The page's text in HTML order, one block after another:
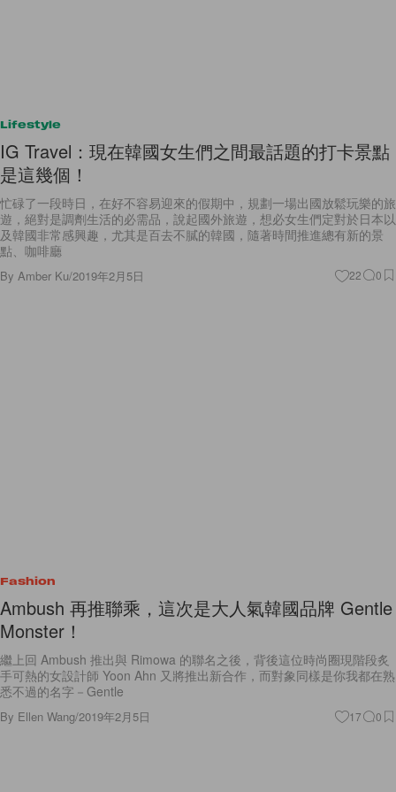
Lifestyle
IG Travel：現在韓國女生們之間最話題的打卡景點
是這幾個！
忙碌了一段時日，在好不容易迎來的假期中，規劃一場出國放鬆玩樂的旅
遊，絕對是調劑生活的必需品，說起國外旅遊，想必女生們定對於日本以
及韓國非常感興趣，尤其是百去不膩的韓國，隨著時間推進總有新的景
點、咖啡廳
By Amber Ku/2019年2月5日 22 0
Fashion
Ambush 再推聯乘，這次是大人氣韓國品牌 Gentle
Monster！
繼上回 Ambush 推出與 Rimowa 的聯名之後，背後這位時尚圈現階段炙
手可熱的女設計師 Yoon Ahn 又將推出新合作，而對象同樣是你我都在熟
悉不過的名字－Gentle
By Ellen Wang/2019年2月5日 17 0